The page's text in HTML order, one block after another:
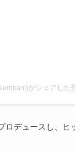
がシェアした
デュースし、ヒ